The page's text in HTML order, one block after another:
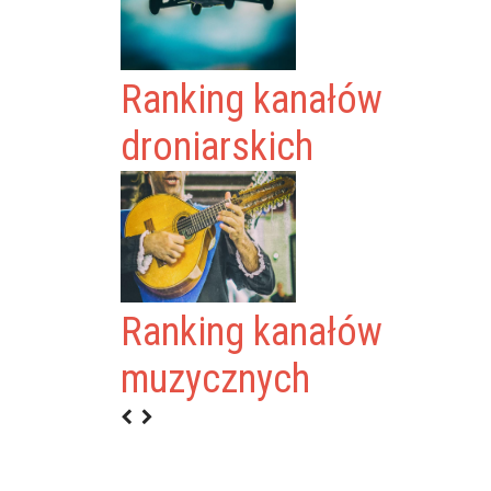
Ranking kanałów
droniarskich
Ranking kanałów
muzycznych